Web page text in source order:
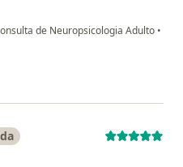
de Neuropsicologia Adulto •
sergio